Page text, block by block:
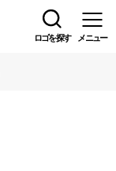
ロゴを探す メニュー